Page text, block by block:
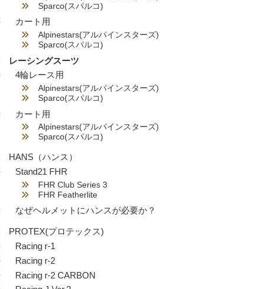
Sparco(スパルコ)
カート用
Alpinestars(アルパインスターズ)
Sparco(スパルコ)
レーシングスーツ
4輪レース用
Alpinestars(アルパインスターズ)
Sparco(スパルコ)
カート用
Alpinestars(アルパインスターズ)
Sparco(スパルコ)
HANS（ハンス）
Stand21 FHR
FHR Club Series 3
FHR Featherlite
なぜヘルメットにハンスが必要か？
PROTEX(プロテックス)
Racing r-1
Racing r-2
Racing r-2 CARBON